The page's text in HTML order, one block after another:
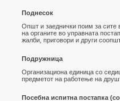
Поднесок
Општ и заеднички поим за сите
на органите во управната
жалби, приговори и други
Подружница
Организациона единица со
предметот на работење на
Посебна испитна постапка